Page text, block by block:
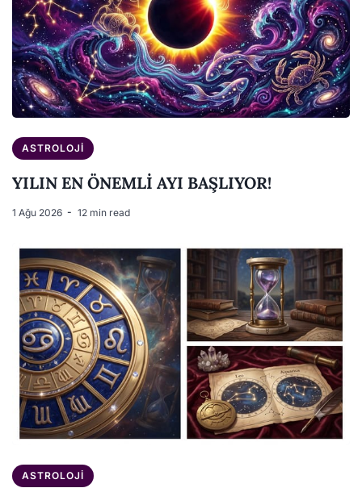
ASTROLOJI
YILIN EN ÖNEMLİ AYI BAŞLIYOR!
1 Ağu 2026 12 min read
ASTROLOJI